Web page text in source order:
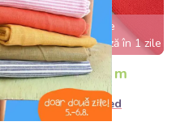
Cerere mare
Produsul sa epuizează în 1 zile
12,50 Lei / m
Elastic neted 4 cm red